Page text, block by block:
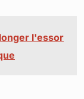
l'essor